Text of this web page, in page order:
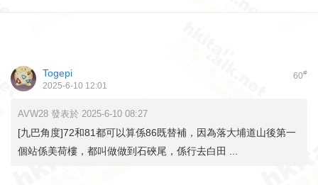
60#
Togepi
2025-6-10 12:01
AVW28 發表於 2025-6-10 08:27
[九巴角度]72和81都可以算係86既替補，因為落大埔道山後第一
個站係美荷樓，都叫做做到石硤尾，係行去白田 ...